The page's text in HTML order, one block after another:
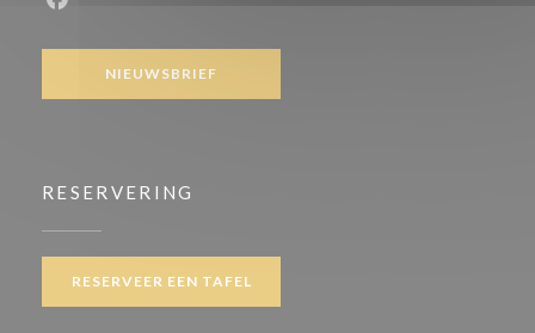
NIEUWSBRIEF
RESERVERING
RESERVEER EEN TAFEL